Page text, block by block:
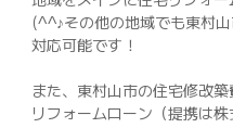
(^^♪その他の地域でも東村
対応可能です！
また、東村山市の住宅修改築
リフォームローン（提携は